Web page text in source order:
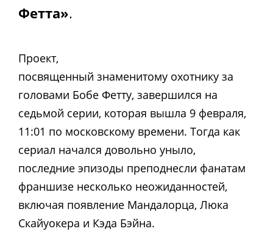
Фетта».
Проект,
посвященный знаменитому охотнику за
головами Бобе Фетту, завершился на
седьмой серии, которая вышла 9 февраля,
11:01 по московскому времени. Тогда как
сериал начался довольно уныло,
последние эпизоды преподнесли фанатам
франшизе несколько неожиданностей,
включая появление Мандалорца, Люка
Скайуокера и Кэда Бэйна.